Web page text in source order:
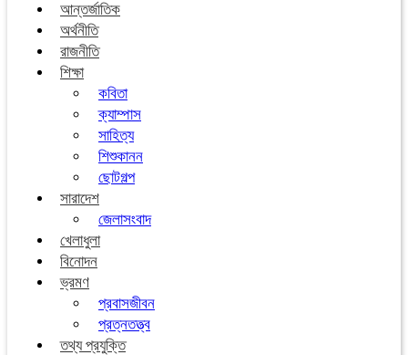
আন্তর্জাতিক
অর্থনীতি
রাজনীতি
শিক্ষা
কবিতা
ক্যাম্পাস
সাহিত্য
শিশুকানন
ছোটগল্প
সারাদেশ
জেলাসংবাদ
খেলাধুলা
বিনোদন
ভ্রমণ
প্রবাসজীবন
প্রত্নতত্ত্ব
তথ্য প্রযুক্তি